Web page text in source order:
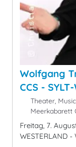
Wolfgang
CCS -
Theater,
Meerkabarett
Freitag, 7.
WESTERLAND